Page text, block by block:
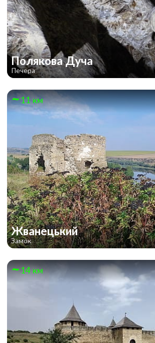
Полякова Дуча
Печера
11 км
Жванецький
Замок
14 км